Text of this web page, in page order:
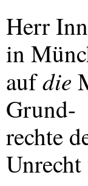
Herr
in
aufdie
Grund-
rechte